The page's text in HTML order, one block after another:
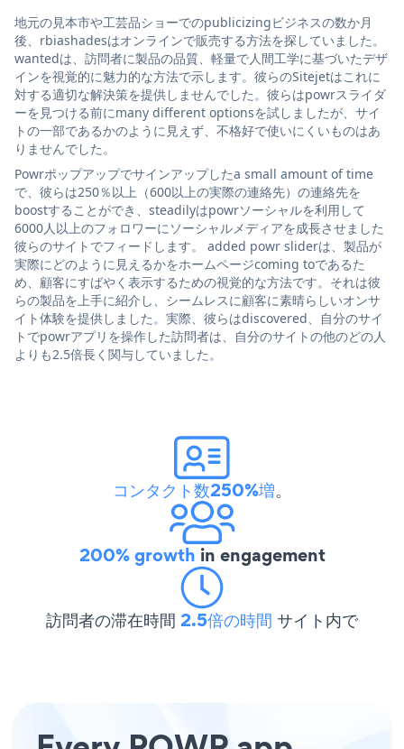
地元の見本市や工芸品ショーでのpublicizingビジネスの数か月
後、rbiashadesはオンラインで販売する方法を探していました。
wantedは、訪問者に製品の品質、軽量で人間工学に基づいたデザ
インを視覚的に魅力的な方法で示します。彼らのSitejetはこれに
対する適切な解決策を提供しませんでした。彼らはpowrスライダ
ーを見つける前にmany different optionsを試しましたが、サイ
トの一部であるかのように見えず、不格好で使いにくいものはあ
りませんでした。
Powrポップアップでサインアップしたa small amount of time
で、彼らは250％以上（600以上の実際の連絡先）の連絡先を
boostすることができ、steadilyはpowrソーシャルを利用して
6000人以上のフォロワーにソーシャルメディアを成長させました
彼らのサイトでフィードします。 added powr sliderは、製品が
実際にどのように見えるかをホームページcoming toであるた
め、顧客にすばやく表示するための視覚的な方法です。それは彼
らの製品を上手に紹介し、シームレスに顧客に素晴らしいオンサ
イト体験を提供しました。実際、彼らはdiscovered、自分のサイ
トでpowrアプリを操作した訪問者は、自分のサイトの他のどの人
よりも2.5倍長く関与していました。
コンタクト数250%増。
200% growth in engagement
訪問者の滞在時間 2.5倍の時間 サイト内で